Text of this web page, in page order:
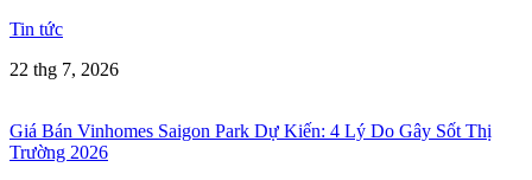
Tin tức
22 thg 7, 2026
Giá Bán Vinhomes Saigon Park Dự Kiến: 4 Lý Do Gây Sốt Thị
Trường 2026